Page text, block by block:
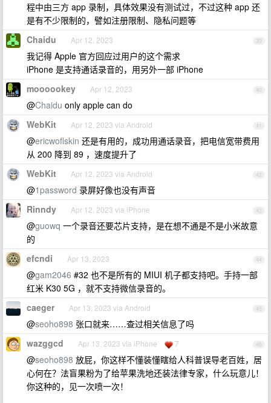
程中由三方 app 录制，具体效果没有测试过，不过这种 app 还
是有不少限制的，譬如注册限制、隐私问题等
39
Chaidu Apr 12, 2023
我记得 Apple 官方回应过用户的这个需求
iPhone 是支持通话录音的，用另外一部 iPhone
40
moooookey Apr 12, 2023
@Chaidu only apple can do
41
WebKit Apr 12, 2023 via Android
@ericwoflskin 还是有用的，成功用通话录音，把电信宽带费用
从 200 降到 89 ，速度提升了
42
WebKit Apr 12, 2023 via Android
@1password 录屏好像也没有声音
43
Rinndy Apr 12, 2023 via iPhone
@guowq 一个录音还要芯片支持，是在想不通是不是小米故意
的
44
efcndi Apr 13, 2023
@gam2046 #32 也不是所有的 MIUI 机子都支持吧。手持一部
红米 K30 5G ，就不支持微信录音的。
45
caeger Apr 13, 2023 via Android
@seoho898 张口就来……查过相关信息了吗
46
wazggcd Apr 13, 2023 via iPhone 7
@seoho898 放屁，你这样不懂装懂瞎给人科普误导老百姓，居
心何在？法盲果粉为了给苹果洗地还装法律专家，什么玩意儿！
你这种的，见一次喷一次！